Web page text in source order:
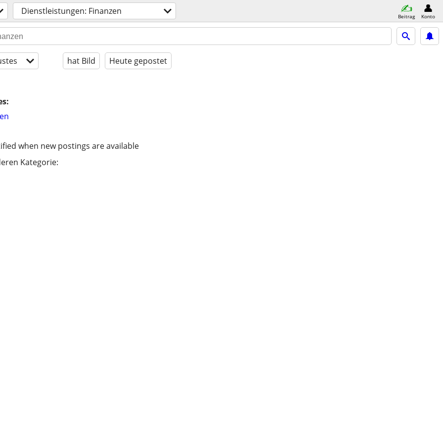
Dienstleistungen: Finanzen Beitrag Konto
hat Bild Heute gepostet
when new postings are available
Kategorie: